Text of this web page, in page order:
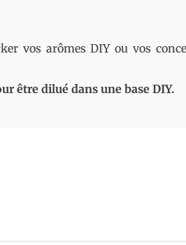
vos arômes DIY ou vos
être dilué dans une base DIY.